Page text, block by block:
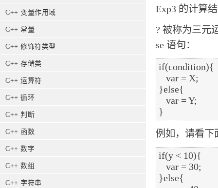
C++ 变量作用域
C++ 常量
C++ 修饰符类型
C++ 存储类
C++ 运算符
C++ 循环
C++ 判断
C++ 函数
C++ 数字
C++ 数组
C++ 字符串
Exp3 的计算
? 被称为三元
se 语句：
if(condition){
}else{
例如，请看下
if(y < 10){
}else{